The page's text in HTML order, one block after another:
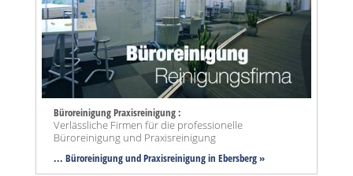
Büroreinigung Praxisreinigung :
Verlässliche Firmen für die professionelle
Büroreinigung und Praxisreinigung
... Büroreinigung und Praxisreinigung in Ebersberg »